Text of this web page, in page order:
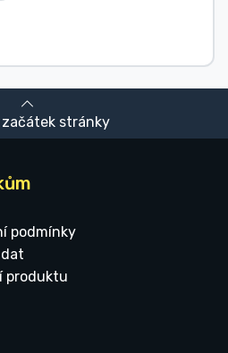
stránky
podmínky
produktu